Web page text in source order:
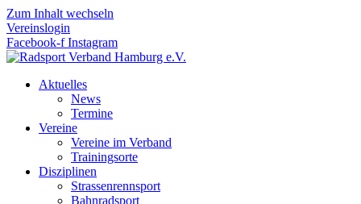
Zum Inhalt wechseln
Vereinslogin
Facebook-f Instagram
Aktuelles
News
Termine
Vereine
Vereine im Verband
Trainingsorte
Disziplinen
Strassen­rennsport
Bahnrad­sport